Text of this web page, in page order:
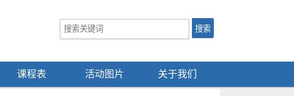
课程表 活动图片 关于我们